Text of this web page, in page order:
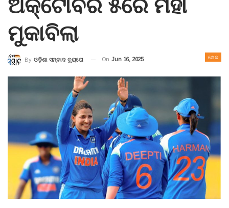
ମୁକାବିଲା
ଖେଳ
By ଓଡ଼ିଶା ସମ୍ବାଦ ବ୍ୟୁରୋ On Jun 16, 2025